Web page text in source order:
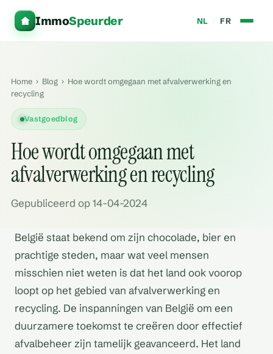
ImmoSpeurder NL FR
Home › Blog › Hoe wordt omgegaan met afvalverwerking en
recycling
Vastgoedblog
Hoe wordt omgegaan met
afvalverwerking en recycling
Gepubliceerd op 14-04-2024
België staat bekend om zijn chocolade, bier en
prachtige steden, maar wat veel mensen
misschien niet weten is dat het land ook voorop
loopt op het gebied van afvalverwerking en
recycling. De inspanningen van België om een
duurzamere toekomst te creëren door effectief
afvalbeheer zijn tamelijk geavanceerd. Het land